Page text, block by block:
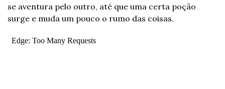
se aventura pelo outro, até que uma certa poção
surge e muda um pouco o rumo das coisas.